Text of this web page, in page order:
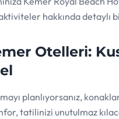
hakkında detaylı
Otelleri:
planlıyorsanız,
tatilinizi unutulmaz